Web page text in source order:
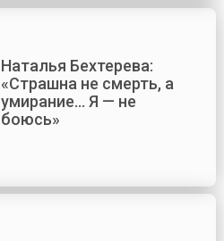
Наталья Бехтерева:
«Страшна не смерть, а
умирание... Я — не
боюсь»